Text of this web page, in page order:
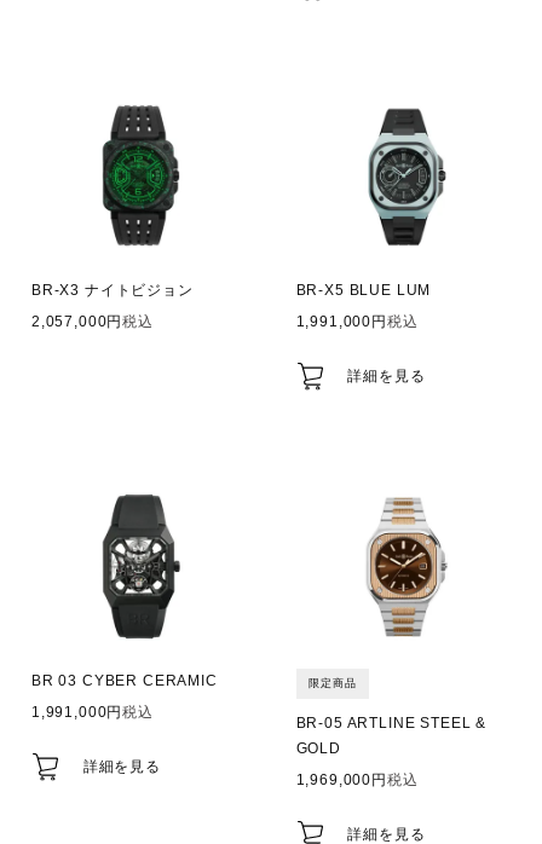
BR-X3 ナイトビジョン
2,057,000
税込
BR-X5 BLUE LUM
1,991,000
税込
詳細を見る
BR 03 CYBER CERAMIC
1,991,000
税込
詳細を見る
限定商品
BR-05 ARTLINE STEEL &
GOLD
1,969,000
税込
詳細を見る